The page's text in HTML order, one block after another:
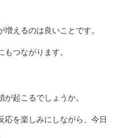
えるのは良いことです。
つながります。
起こるでしょうか。
応を楽しみにしながら、今日